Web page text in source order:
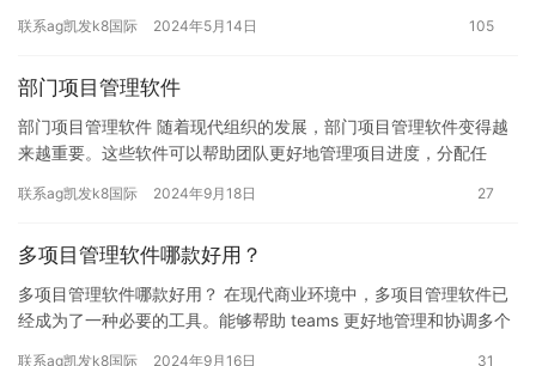
联系ag凯发k8国际 2024年5月14日 105
部门项目管理软件
部门项目管理软件 随着现代组织的发展，部门项目管理软件变得越
来越重要。这些软件可以帮助团队更好地管理项目进度，分配任
中，我们…
联系ag凯发k8国际 2024年9月18日 27
多项目管理软件哪款好用？
多项目管理软件哪款好用？ 在现代商业环境中，多项目管理软件已
经成为了一种必要的工具。能够帮助 teams 更好地管理和协调多个
联系ag凯发k8国际 2024年9月16日 31